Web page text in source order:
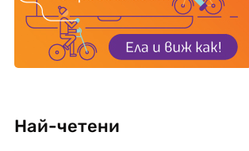
Най-четени